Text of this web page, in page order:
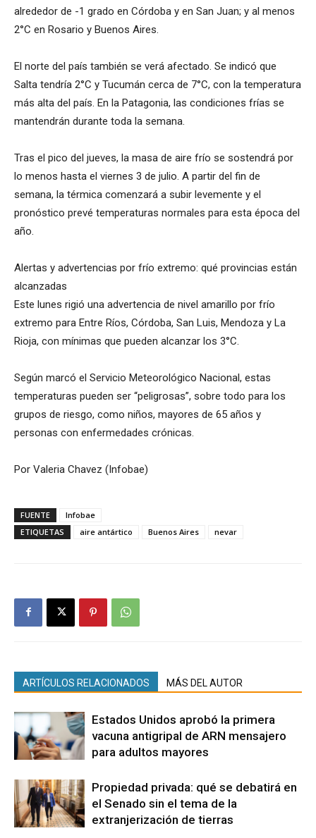
alrededor de -1 grado en Córdoba y en San Juan; y al menos
2°C en Rosario y Buenos Aires.
El norte del país también se verá afectado. Se indicó que
Salta tendría 2°C y Tucumán cerca de 7°C, con la temperatura
más alta del país. En la Patagonia, las condiciones frías se
mantendrán durante toda la semana.
Tras el pico del jueves, la masa de aire frío se sostendrá por
lo menos hasta el viernes 3 de julio. A partir del fin de
semana, la térmica comenzará a subir levemente y el
pronóstico prevé temperaturas normales para esta época del
año.
Alertas y advertencias por frío extremo: qué provincias están
alcanzadas
Este lunes rigió una advertencia de nivel amarillo por frío
extremo para Entre Ríos, Córdoba, San Luis, Mendoza y La
Rioja, con mínimas que pueden alcanzar los 3°C.
Según marcó el Servicio Meteorológico Nacional, estas
temperaturas pueden ser “peligrosas”, sobre todo para los
grupos de riesgo, como niños, mayores de 65 años y
personas con enfermedades crónicas.
Por Valeria Chavez (Infobae)
FUENTE
Infobae
ETIQUETAS
aire antártico Buenos Aires nevar
ARTÍCULOS RELACIONADOS MÁS DEL AUTOR
Estados Unidos aprobó la primera
vacuna antigripal de ARN mensajero
para adultos mayores
Propiedad privada: qué se debatirá en
el Senado sin el tema de la
extranjerización de tierras